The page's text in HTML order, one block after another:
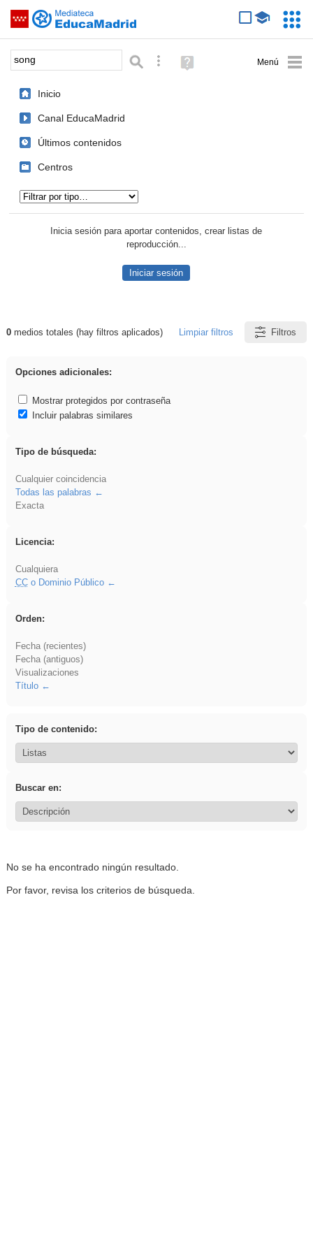
Saltar navegación
Palabra o frase: Búsqueda avanzada
Ayuda
(en
Inicio
Canal EducaMadrid
Últimos contenidos
Centros
Inicia sesión para aportar contenidos, crear listas de
reproducción...
Iniciar sesión
Resultados de: song
0medios totales (hay filtros aplicados) Limpiar filtros Filtros
Opciones adicionales:
Mostrar protegidos por contraseña
Incluir palabras similares
Tipo de búsqueda:
Cualquier coincidencia
Todas las palabras
Exacta
Licencia:
Cualquiera
CCo Dominio Público
Orden:
Fecha (recientes)
Fecha (antiguos)
Visualizaciones
Título
Tipo de contenido:
Buscar en:
No se ha encontrado ningún resultado.
Por favor, revisa los criterios de búsqueda.